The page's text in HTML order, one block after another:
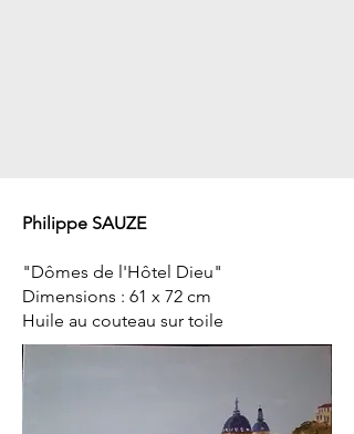
Philippe SAUZE
"Dômes de l'Hôtel Dieu"
Dimensions : 61 x 72 cm
Huile au couteau sur toile